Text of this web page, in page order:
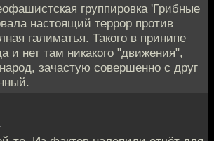
группировка 'Грибные
настоящий террор против
галиматья. Такого в принипе
и нет там никакого "движения",
зачастую совершенно с друг